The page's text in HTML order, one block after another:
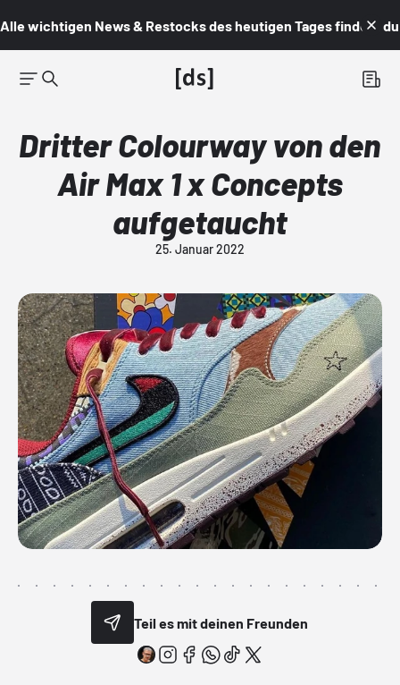
Alle wichtigen News & Restocks des heutigen Tages findest du
Dritter Colourway von den
Air Max 1 x Concepts
aufgetaucht
25. Januar 2022
Teil es mit deinen Freunden